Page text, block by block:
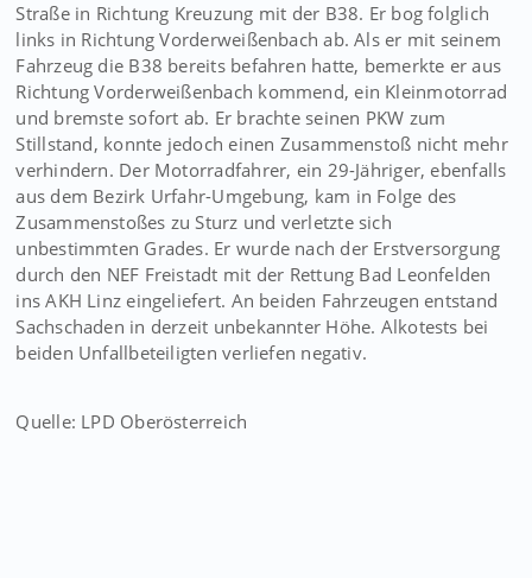
Straße in Richtung Kreuzung mit der B38. Er bog folglich
links in Richtung Vorderweißenbach ab. Als er mit seinem
Fahrzeug die B38 bereits befahren hatte, bemerkte er aus
Richtung Vorderweißenbach kommend, ein Kleinmotorrad
und bremste sofort ab. Er brachte seinen PKW zum
Stillstand, konnte jedoch einen Zusammenstoß nicht mehr
verhindern. Der Motorradfahrer, ein 29-Jähriger, ebenfalls
aus dem Bezirk Urfahr-Umgebung, kam in Folge des
Zusammenstoßes zu Sturz und verletzte sich
unbestimmten Grades. Er wurde nach der Erstversorgung
durch den NEF Freistadt mit der Rettung Bad Leonfelden
ins AKH Linz eingeliefert. An beiden Fahrzeugen entstand
Sachschaden in derzeit unbekannter Höhe. Alkotests bei
beiden Unfallbeteiligten verliefen negativ.
Quelle: LPD Oberösterreich